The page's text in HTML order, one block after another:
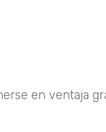
en ventaja